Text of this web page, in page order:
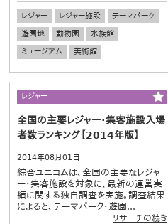
レジャー レジャー施設
テーマパーク
遊園地
動物園
水族館
ミュージアム
美術館
レジャー
全国の主要レジャー・集客施設入場
者数ランキング【2014年版】
2014年08月01日
綜合ユニコムは、全国の主要なレジャ
ー・集客施設を対象に、最新の運営実
績に関する独自調査を実施。調査結果
によると、テーマパーク・遊園...
リサーチの続き